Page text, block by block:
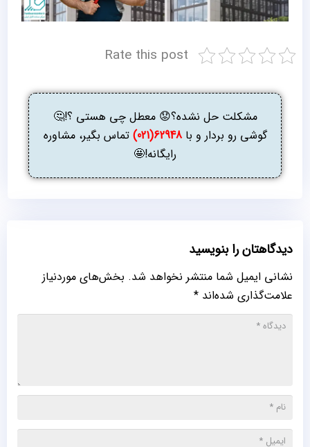
Rate this post
مشکلت حل نشده؟😟 معطل چی هستی ؟!🤔
گوشی رو بردار و با62948(021)
تماس بگیر، مشاوره
رایگانه!🤩
دیدگاهتان را بنویسید
نشانی ایمیل شما منتشر نخواهد شد. بخش‌های موردنیاز
علامت‌گذاری شده‌اند *